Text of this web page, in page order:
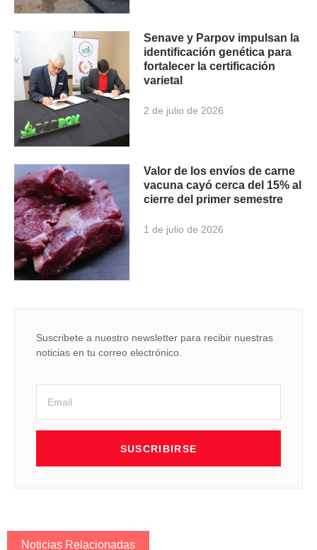
Senave y Parpov impulsan la
identificación genética para
fortalecer la certificación
varietal
2 de julio de 2026
Valor de los envíos de carne
vacuna cayó cerca del 15% al
cierre del primer semestre
1 de julio de 2026
Suscribete a nuestro newsletter para recibir nuestras
noticias en tu correo electrónico.
SUSCRIBIRSE
Noticias Relacionadas